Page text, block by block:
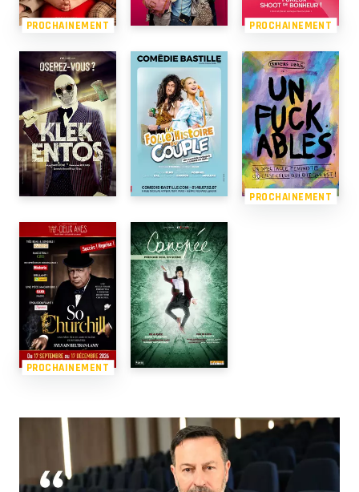
PROCHAINEMENT PROCHAINEMENT
PROCHAINEMENT
PROCHAINEMENT